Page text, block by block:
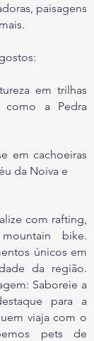
paisagens
em trilhas
como a Pedra
em cachoeiras
da Noiva e
com rafting,
bike.
únicos em
da região.
Saboreie a
para a
viaja com o
pets de